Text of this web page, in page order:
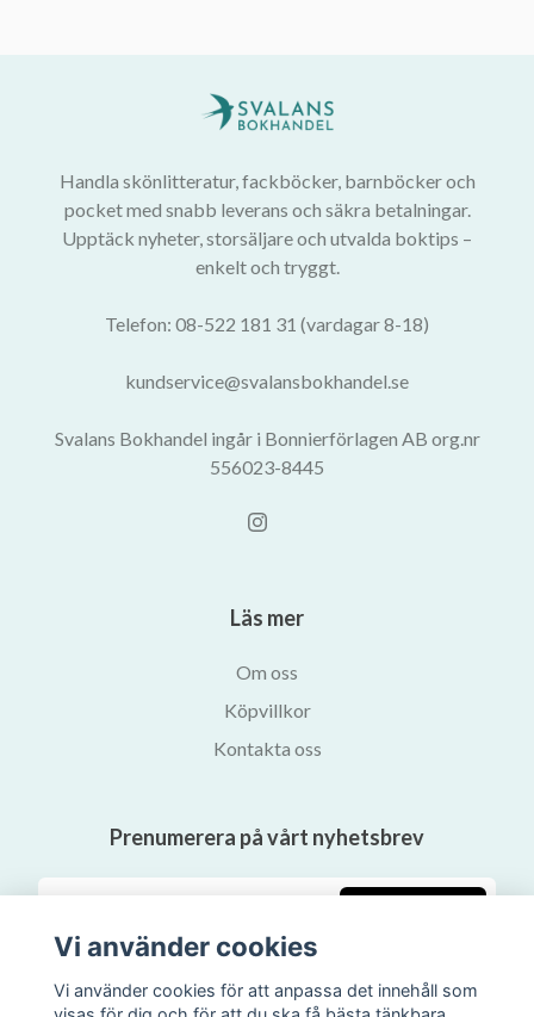
Handla skönlitteratur, fackböcker, barnböcker och
pocket med snabb leverans och säkra betalningar.
Upptäck nyheter, storsäljare och utvalda boktips –
enkelt och tryggt.
Telefon: 08-522 181 31 (vardagar 8-18)
kundservice@svalansbokhandel.se
Svalans Bokhandel ingår i Bonnierförlagen AB org.nr
556023-8445
Läs mer
Om oss
Köpvillkor
Kontakta oss
Prenumerera på vårt nyhetsbrev
Vi använder cookies
Vi använder cookies för att anpassa det innehåll som